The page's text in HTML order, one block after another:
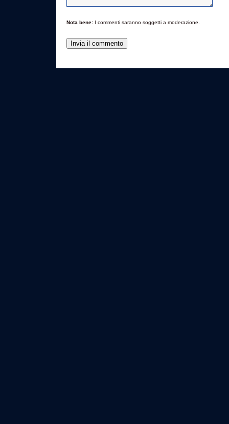
Nota bene: I commenti saranno soggetti a moderazione.